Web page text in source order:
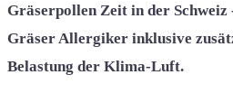
Gräserpollen Zeit in der
Gräser Allergiker inklusive
Belastung der Klima-Luft.